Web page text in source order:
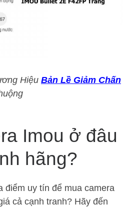
Hiệu Bản Lề Giảm Chấn
Imou ở đâu
hãng?
điểm uy tín để mua camera
cả cạnh tranh? Hãy đến